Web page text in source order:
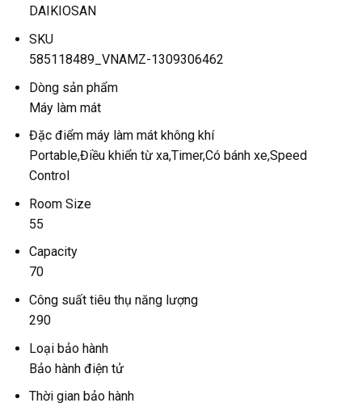
DAIKIOSAN
SKU
585118489_VNAMZ-1309306462
Dòng sản phẩm
Máy làm mát
Đặc điểm máy làm mát không khí
Portable,Điều khiển từ xa,Timer,Có bánh xe,Speed
Control
Room Size
55
Capacity
70
Công suất tiêu thụ năng lượng
290
Loại bảo hành
Bảo hành điện tử
Thời gian bảo hành